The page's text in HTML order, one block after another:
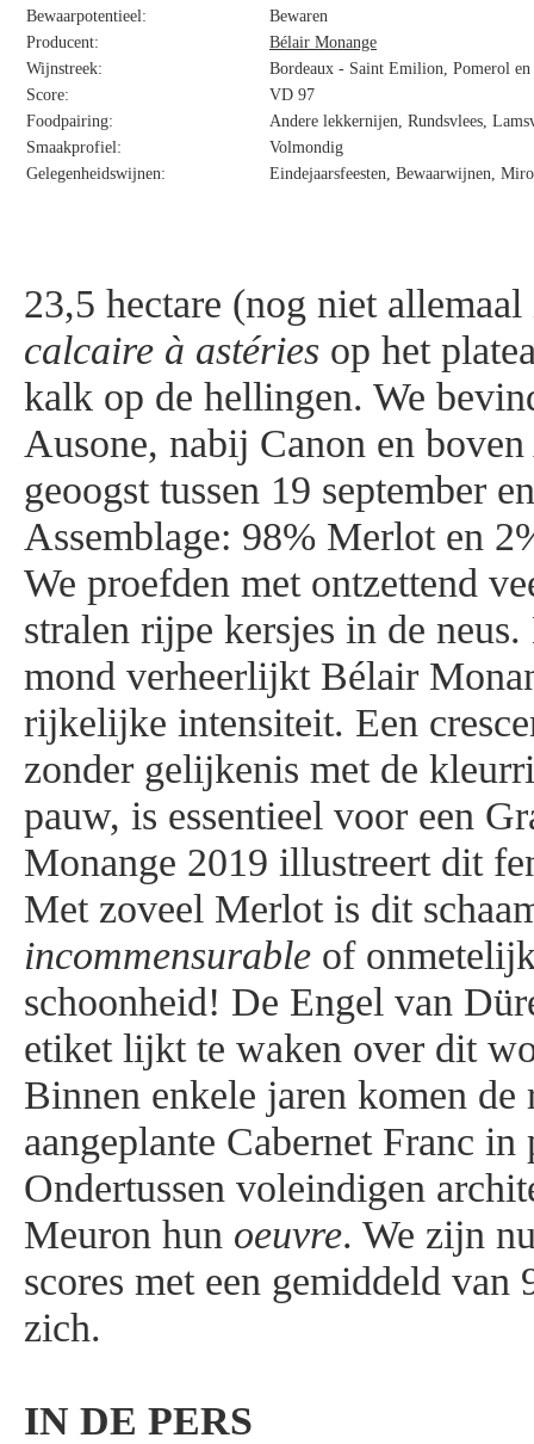
Bewaarpotentieel:
Bewaren
Producent:
Bélair Monange
Wijnstreek:
Bordeaux - Saint Emilion, Pomerol en
Score:
VD 97
Foodpairing:
Andere lekkernijen, Rundsvlees,
Smaakprofiel:
Volmondig
Gelegenheidswijnen:
Eindejaarsfeesten, Bewaarwijnen,
23,5 hectare (nog niet
calcaire à astéries op het
kalk op de hellingen. We
Ausone, nabij Canon en
geoogst tussen 19 september
Assemblage: 98% Merlot en
We proefden met ontzettend
stralen rijpe kersjes in de
mond verheerlijkt Bélair
rijkelijke intensiteit. Een
zonder gelijkenis met de
pauw, is essentieel voor een
Monange 2019 illustreert dit
Met zoveel Merlot is dit
incommensurable of
schoonheid! De Engel van
etiket lijkt te waken over dit
Binnen enkele jaren komen de
aangeplante Cabernet Franc in
Ondertussen voleindigen
Meuron hun oeuvre. We zijn
scores met een gemiddeld van
zich.
IN DE PERS